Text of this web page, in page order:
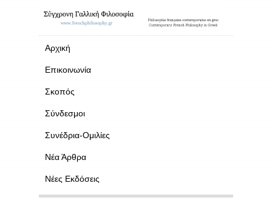
Αρχική
Επικοινωνία
Σκοπός
Σύνδεσμοι
Συνέδρια-Ομιλίες
Νέα Άρθρα
Νέες Εκδόσεις